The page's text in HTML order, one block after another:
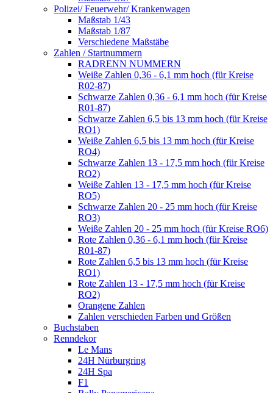
Polizei/ Feuerwehr/ Krankenwagen
Maßstab 1/43
Maßstab 1/87
Verschiedene Maßstäbe
Zahlen / Startnummern
RADRENN NUMMERN
Weiße Zahlen 0,36 - 6,1 mm hoch (für Kreise
R02-87)
Schwarze Zahlen 0,36 - 6,1 mm hoch (für Kreise
R01-87)
Schwarze Zahlen 6,5 bis 13 mm hoch (für Kreise
RO1)
Weiße Zahlen 6,5 bis 13 mm hoch (für Kreise
RO4)
Schwarze Zahlen 13 - 17,5 mm hoch (für Kreise
RO2)
Weiße Zahlen 13 - 17,5 mm hoch (für Kreise
RO5)
Schwarze Zahlen 20 - 25 mm hoch (für Kreise
RO3)
Weiße Zahlen 20 - 25 mm hoch (für Kreise RO6)
Rote Zahlen 0,36 - 6,1 mm hoch (für Kreise
R01-87)
Rote Zahlen 6,5 bis 13 mm hoch (für Kreise
RO1)
Rote Zahlen 13 - 17,5 mm hoch (für Kreise
RO2)
Orangene Zahlen
Zahlen verschieden Farben und Größen
Buchstaben
Renndekor
Le Mans
24H Nürburgring
24H Spa
F1